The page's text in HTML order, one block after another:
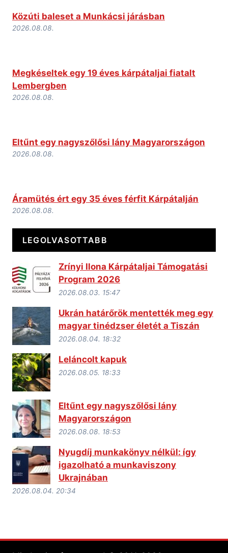
Közúti baleset a Munkácsi járásban
2026.08.08.
Megkéseltek egy 19 éves kárpátaljai fiatalt
Lembergben
2026.08.08.
Eltűnt egy nagyszőlősi lány Magyarországon
2026.08.08.
Áramütés ért egy 35 éves férfit Kárpátalján
2026.08.08.
LEGOLVASOTTABB
Zrínyi Ilona Kárpátaljai Támogatási
Program 2026
2026.08.03. 15:47
Ukrán határőrök mentették meg egy
magyar tinédzser életét a Tiszán
2026.08.04. 18:32
Leláncolt kapuk
2026.08.05. 18:33
Eltűnt egy nagyszőlősi lány
Magyarországon
2026.08.08. 18:53
Nyugdíj munkakönyv nélkül: így
igazolható a munkaviszony
Ukrajnában
2026.08.04. 20:34